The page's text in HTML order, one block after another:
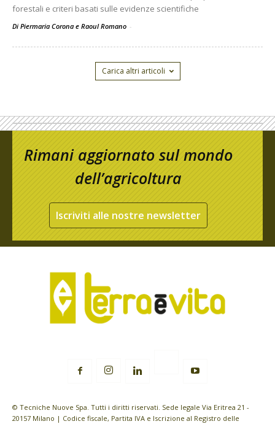
forestali e criteri basati sulle evidenze scientifiche
Di Piermaria Corona e Raoul Romano -
Carica altri articoli
Rimani aggiornato sul mondo
dell’agricoltura
Iscriviti alle nostre newsletter
© Tecniche Nuove Spa. Tutti i diritti riservati. Sede legale Via Eritrea 21 -
20157 Milano | Codice fiscale, Partita IVA e Iscrizione al Registro delle